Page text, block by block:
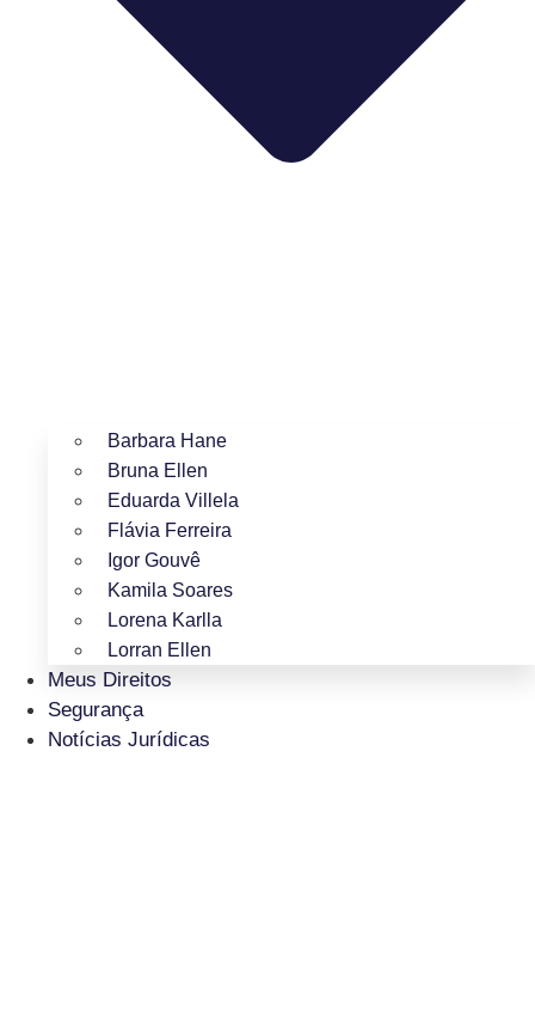
Barbara Hane
Bruna Ellen
Eduarda Villela
Flávia Ferreira
Igor Gouvê
Kamila Soares
Lorena Karlla
Lorran Ellen
Meus Direitos
Segurança
Notícias Jurídicas